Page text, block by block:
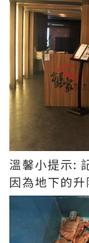
溫馨小提示:
因為地下的